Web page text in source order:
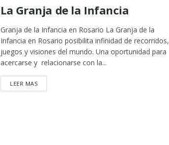
La Granja de la Infancia
Granja de la Infancia en Rosario La Granja de la
Infancia en Rosario posibilita infinidad de recorridos,
juegos y visiones del mundo. Una oportunidad para
acercarse y relacionarse con la...
LEER MASDETAILS